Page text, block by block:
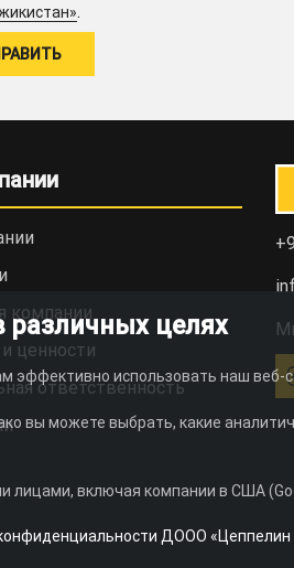
.
компании
ценности
ответственность
различных целях
эффективно использовать наш
вы можете выбрать, какие
лицами, включая компании в США
ДООО «Цеппелин